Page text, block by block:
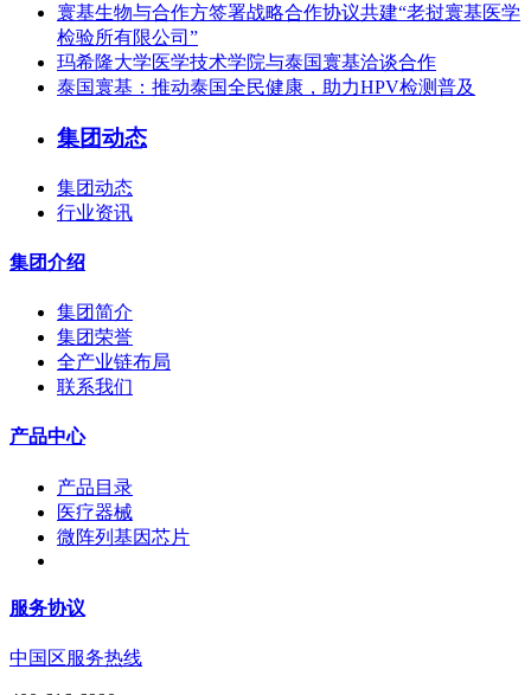
寰基生物与合作方签署战略合作协议共建“老挝寰基医学
检验所有限公司”
玛希隆大学医学技术学院与泰国寰基洽谈合作
泰国寰基：推动泰国全民健康，助力HPV检测普及
集团动态
集团动态
行业资讯
集团介绍
集团简介
集团荣誉
全产业链布局
联系我们
产品中心
产品目录
医疗器械
微阵列基因芯片
服务协议
中国区服务热线